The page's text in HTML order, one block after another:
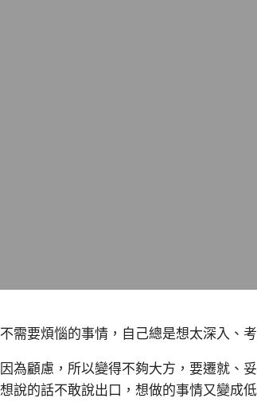
不需要煩惱的事情，自己總是想太深入、
因為顧慮，所以變得不夠大方，要遷就、
想說的話不敢說出口，想做的事情又變成低